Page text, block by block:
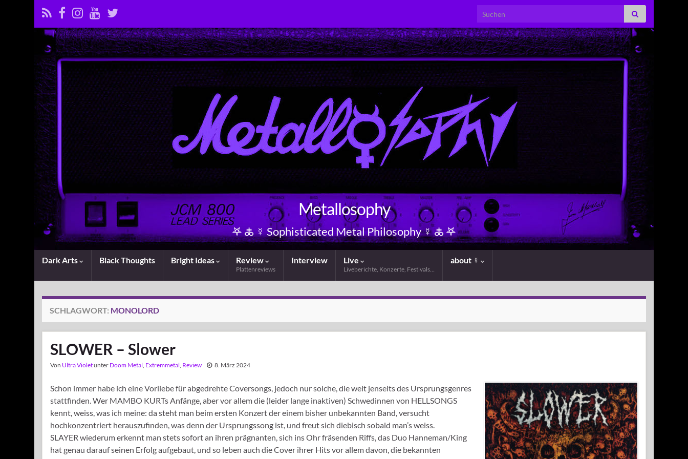
Search for:
Metallosophy
𖤐 🜏 ☿ Sophisticated Metal Philosophy ☿ 🜏 𖤐
Dark Arts Black Thoughts Bright Ideas Review
Plattenreviews
Interview Live
Liveberichte, Konzerte, Festivals…
about ☿
SCHLAGWORT: MONOLORD
SLOWER – Slower
Von Ultra Violetunter Doom Metal, Extremmetal, Review 8. März 2024
Schon immer habe ich eine Vorliebe für abgedrehte Coversongs, jedoch nur solche, die weit jenseits des Ursprungsgenres
stattfinden. Wer MAMBO KURTs Anfänge, aber vor allem die (leider lange inaktiven) Schwedinnen von HELLSONGS
kennt, weiss, was ich meine: da steht man beim ersten Konzert der einem bisher unbekannten Band, versucht
hochkonzentriert herauszufinden, was denn der Ursprungssong ist, und freut sich diebisch sobald man’s weiss.
SLAYER wiederum erkennt man stets sofort an ihren prägnanten, sich ins Ohr fräsenden Riffs, das Duo Hanneman/King
hat genau darauf seinen Erfolg aufgebaut, und so leben auch die Cover ihrer Hits vor allem davon, die bekannten